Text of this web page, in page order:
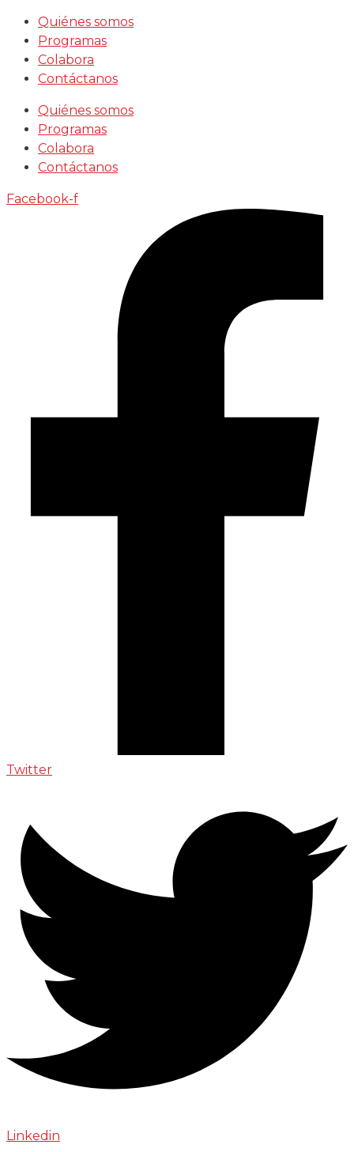
Saltar
contenido
Quiénes somos
Programas
Colabora
Contáctanos
Quiénes somos
Programas
Colabora
Contáctanos
Facebook-f
Twitter
Linkedin